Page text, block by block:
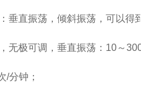
直振荡，倾斜振荡，可以得
极可调，垂直振荡：10～
分钟；